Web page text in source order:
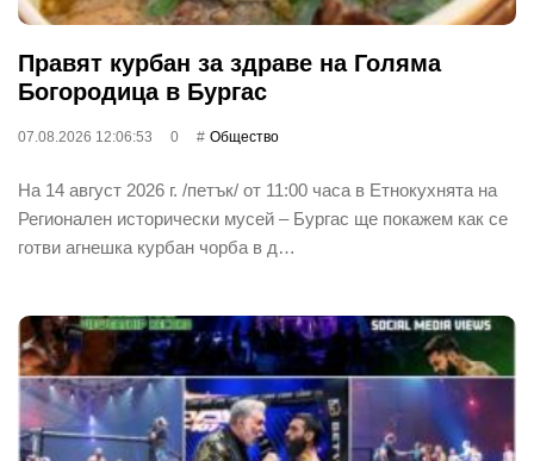
Правят курбан за здраве на Голяма
Богородица в Бургас
07.08.2026 12:06:53 0 Общество
На 14 август 2026 г. /петък/ от 11:00 часа в Етнокухнята на
Регионален исторически мусей – Бургас ще покажем как се
готви агнешка курбан чорба в д…